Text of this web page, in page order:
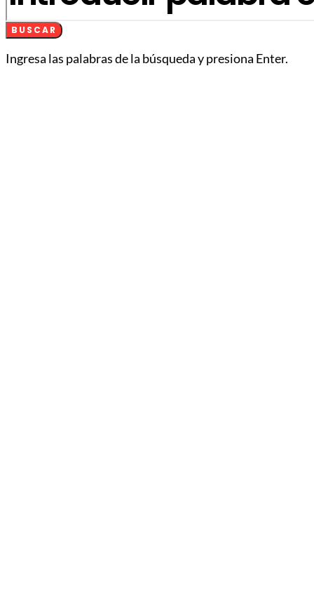
BUSCAR
Ingresa las palabras de la búsqueda y presiona Enter.